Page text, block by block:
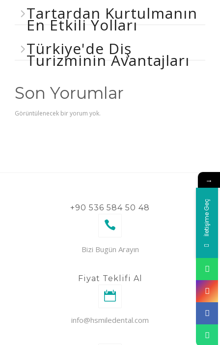
Tartardan Kurtulmanın
En Etkili Yolları
Türkiye'de Diş
Turizminin Avantajları
Son Yorumlar
Görüntülenecek bir yorum yok.
+90 536 584 50 48
Bizi Bugün Arayın
Fiyat Teklifi Al
info@hsmiledental.com
→
İletişime Geç